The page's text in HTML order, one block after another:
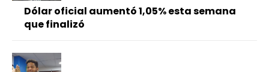
Dólar oficial aumentó 1,05% esta semana
que finalizó